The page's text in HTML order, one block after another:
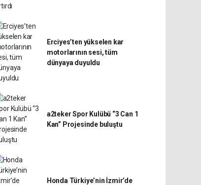
Erciyes’ten yükselen kar
motorlarının sesi, tüm
dünyaya duyuldu
a2teker Spor Kulübü “3 Can 1
Kan” Projesinde buluştu
Honda Türkiye’nin İzmir’de